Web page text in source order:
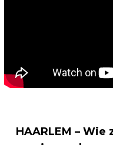
HAARLEM –